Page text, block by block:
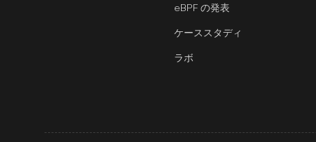
eBPF の発表
ケーススタディ
ラボ